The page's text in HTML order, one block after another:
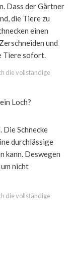
Dass der Gärtner
die Tiere zu
einen
und
Tiere sofort.
die vollständige
Loch?
Schnecke
durchlässige
kann. Deswegen
nicht
die vollständige